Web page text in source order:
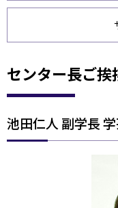
センター長ご挨
池田仁人 副学長